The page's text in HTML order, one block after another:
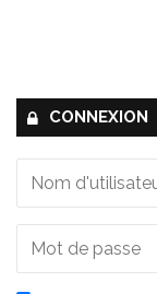
CONNEXION